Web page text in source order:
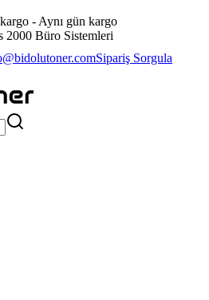
- Aynı gün kargo
2000 Büro Sistemleri
Sipariş Sorgula